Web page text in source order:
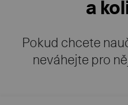
a
Pokud chcete
neváhejte pro